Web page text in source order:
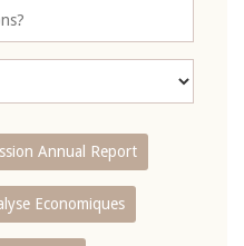
Annual Report
Economiques